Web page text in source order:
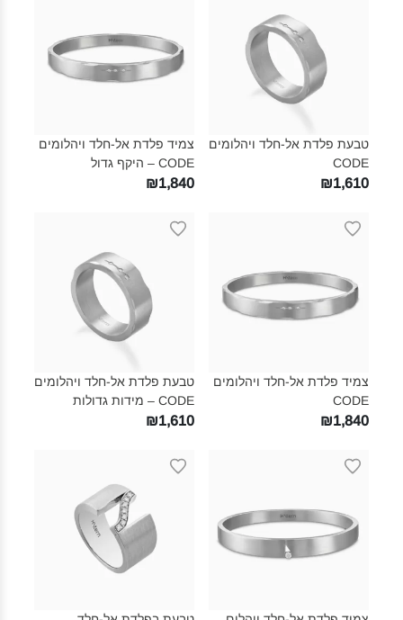
טבעת פלדת אל-חלד ויהלומים
CODE‎
₪1,610
צמיד פלדת אל-חלד ויהלומים
CODE – היקף גדול‎
₪1,840
צמיד פלדת אל-חלד ויהלומים
CODE‎
₪1,840
טבעת פלדת אל-חלד ויהלומים
CODE – מידות גדולות‎
₪1,610